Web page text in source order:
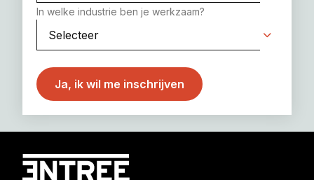
In welke industrie ben je werkzaam?